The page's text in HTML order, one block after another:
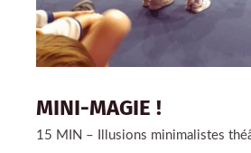
MINI-MAGIE !
15 MIN – Illusions minimalistes